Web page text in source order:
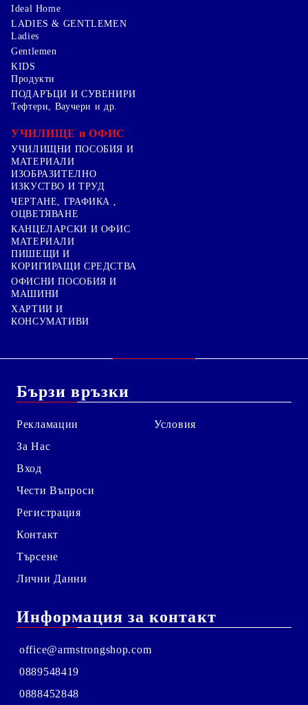
Ideal Home
LADIES & GENTLEMEN
Ladies
Gentlemen
KIDS
Продукти
ПОДАРЪЦИ И СУВЕНИРИ
Тефтери, Ваучери и др.
УЧИЛИЩЕ и ОФИС
УЧИЛИЩНИ ПОСОБИЯ И
МАТЕРИАЛИ
ИЗОБРАЗИТЕЛНО
ИЗКУСТВО И ТРУД
ЧЕРТАНЕ, ГРАФИКА ,
ОЦВЕТЯВАНЕ
КАНЦЕЛАРСКИ И ОФИС
МАТЕРИАЛИ
ПИШЕЩИ И
КОРИГИРАЩИ СРЕДСТВА
ОФИСНИ ПОСОБИЯ И
МАШИНИ
ХАРТИИ И
КОНСУМАТИВИ
Бързи връзки
Рекламации
За Нас
Вход
Чести Въпроси
Регистрация
Контакт
Търсене
Лични Данни
Условия
Информация за контакт
office@armstrongshop.com
0889548419
0888452848